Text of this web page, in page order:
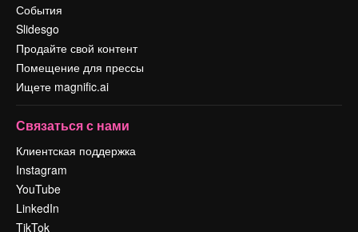
События
Slidesgo
Продайте свой контент
Помещение для прессы
Ищете magnific.ai
Связаться с нами
Клиентская поддержка
Instagram
YouTube
LinkedIn
TikTok